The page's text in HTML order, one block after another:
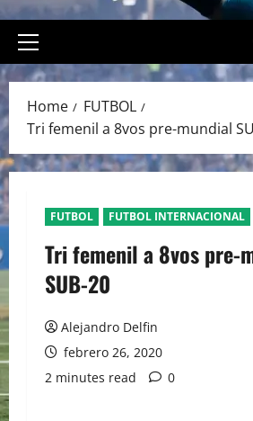
Primary
Menu
Home
FUTBOL
Tri femenil a 8vos pre-mundial
FUTBOL FUTBOL INTERNACIONAL
Tri femenil a 8vos pre-
SUB-20
Alejandro Delfin
febrero 26, 2020
2 minutes read
0